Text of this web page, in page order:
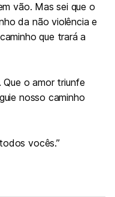
vão. Mas sei que o
da não violência e
que trará a
Que o amor triunfe
nosso caminho
vocês.”